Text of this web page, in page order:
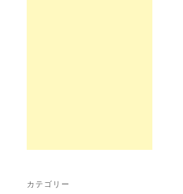
カテゴリー